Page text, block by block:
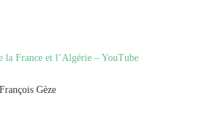
la France et l’Algérie – YouTube
Gèze